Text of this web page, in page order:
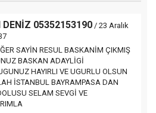
DENİZ 05352153190 / 23 Aralık
SAYİN RESUL BASKANİM ÇIKMIŞ
BASKAN ADAYLİGİ
HAYIRLI VE UGURLU OLSUN
İSTANBUL BAYRAMPASA DAN
SELAM SEVGİ VE